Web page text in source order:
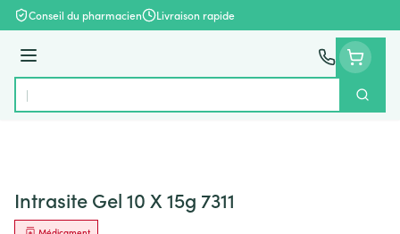
Aller au contenu
Conseil du pharmacien Livraison rapide
Menu
Rechercher
Intrasite Gel 10 X 15g 7311